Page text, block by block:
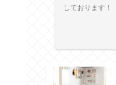
しております！